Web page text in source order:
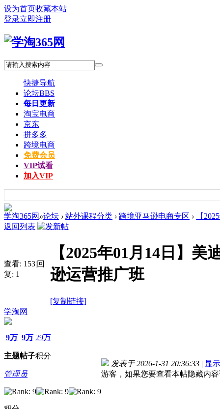
设为首页收藏本站
登录立即注册
快捷导航
论坛BBS
每日更新
淘宝电商
京东
拼多多
跨境电商
免费会员
VIP试看
加入VIP
学淘365网 »论坛 › 站外课程分类 › 跨境亚马逊电商专区 ›
【
返回列表
查看: 153|回
复: 1
【2025年01月14日】
逊运营推广班
[复制链接]
学淘网
9万
主题
9万
帖子
29万
积分
管理员
发表于 2026-1-31 20:36:33 | 显
游客，如果您要查看本帖隐藏内